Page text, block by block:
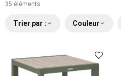
35 éléments
Trier par : Couleur